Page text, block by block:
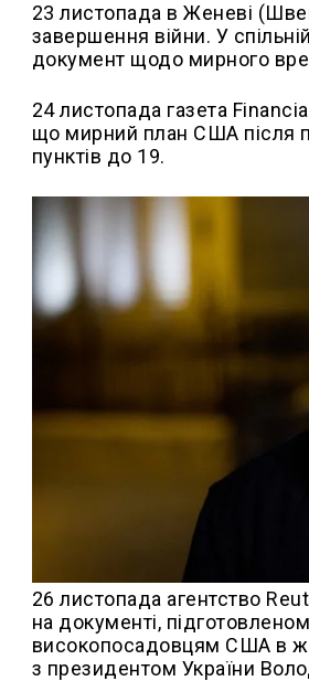
23 листопада в Женеві
завершення війни. У
документ щодо мирного
24 листопада газета
що мирний план США після
пунктів до 19.
26 листопада агентство
на документі,
високопосадовцям США в
з президентом України